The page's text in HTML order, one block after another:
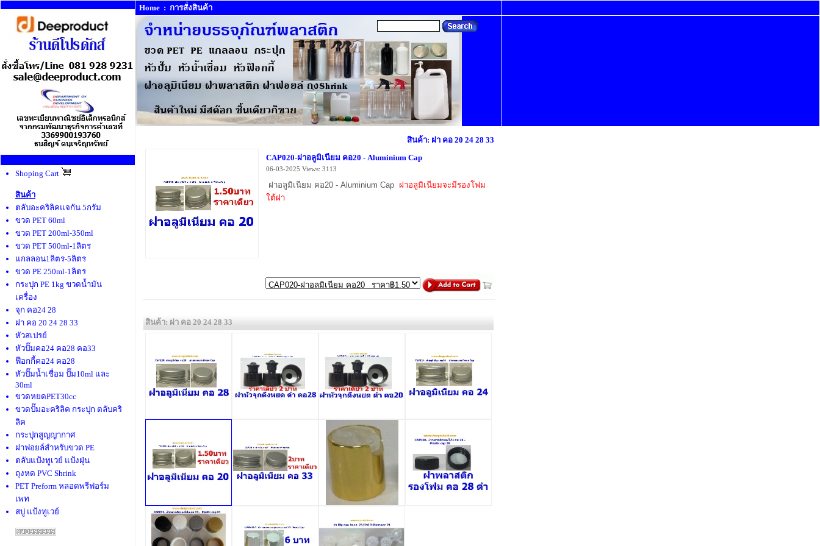
Shoping Cart
สินค้า
ตลับอะคริลิคแจกัน 5กรัม
ขวด PET 60ml
ขวด PET 200ml-350ml
ขวด PET 500ml-1ลิตร
แกลลอน1ลิตร-5ลิตร
ขวด PE 250ml-1ลิตร
กระปุก PE 1kg ขวดน้ำมัน
เครื่อง
จุก คอ24 28
ฝา คอ 20 24 28 33
หัวสเปรย์
หัวปั๊มคอ24 คอ28 คอ33
ฟ๊อกกี้คอ24 คอ28
หัวปั๊มน้ำเชื่อม ปั๊ม10ml และ
30ml
ขวดหยดPET30cc
ขวดปั๊มอะคริลิค กระปุก ตลับคริ
ลิค
กระปุกสูญญากาศ
ฝาฟอยล์สำหรับขวด PE
ตลับแป้งทูเวย์ แป้งฝุ่น
ถุงหด PVC Shrink
PET Preform หลอดพรีฟอร์ม
เพท
สบู่ แป้งทูเวย์
Home : การสั่งสินค้า
สินค้า: ฝา คอ 20 24 28 33
CAP020-ฝาอลูมิเนียม คอ20 - Aluminium Cap
06-03-2025 Views: 3113
ฝาอลูมิเนียม คอ20 - Aluminium Cap ฝาอลูมิเนียมจะมีรองโฟม
ใต้ฝา
สินค้า: ฝา คอ 20 24 28 33